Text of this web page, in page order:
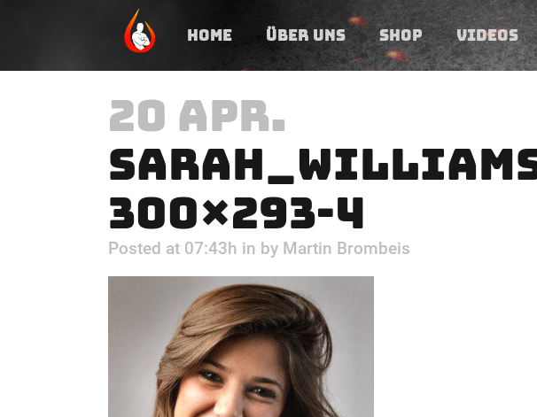
HOME ÜBER UNS SHOP VIDEOS
20 APR.
300×293-4
Posted at 07:43h in by Martin Brombeis